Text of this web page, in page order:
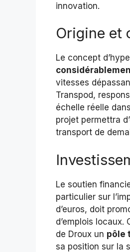
innovation.
Origine et
Le concept
vitesses
Transpod,
échelle réelle
projet permettra
transport de
Le soutien
particulier sur
d’euros, doit
d’emplois
de Droux un pôle
sa position sur la